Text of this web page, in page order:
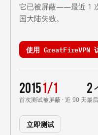
它已被屏蔽——最近 1
国大陆失败。
使用 GreatFireVPN
2015
首次测试
1/1
被屏蔽 · 近 90 天
2
最
立即测试